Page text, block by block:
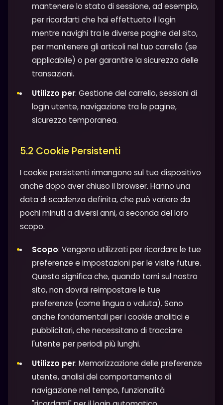
mantenere lo stato di sessione, ad esempio,
per ricordarti che hai effettuato il login
mentre navighi tra le diverse pagine del sito,
per mantenere gli articoli nel tuo carrello (se
applicabile) o per garantire la sicurezza delle
transazioni.
Utilizzo per: Gestione del carrello, sessioni di
login utente, navigazione tra le pagine,
sicurezza temporanea.
5.2 Cookie Persistenti
I cookie persistenti rimangono sul tuo dispositivo
anche dopo aver chiuso il browser. Hanno una
data di scadenza definita, che può variare da
pochi minuti a diversi anni, a seconda del loro
scopo.
Scopo: Vengono utilizzati per ricordare le tue
preferenze e impostazioni per le visite future.
Questo significa che, quando torni sul nostro
sito, non dovrai reimpostare le tue
preferenze (come lingua o valuta). Sono
anche fondamentali per i cookie analitici e
pubblicitari, che necessitano di tracciare
l'utente per periodi più lunghi.
Utilizzo per: Memorizzazione delle preferenze
utente, analisi del comportamento di
navigazione nel tempo, funzionalità